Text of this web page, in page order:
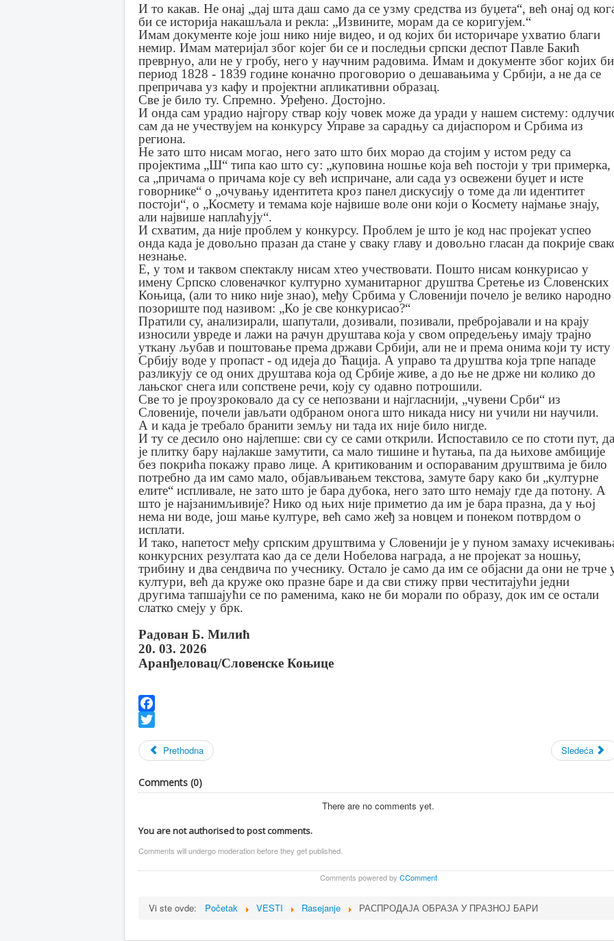
И то какав. Не онај „дај шта даш само да се узму средства из буџета“, већ онај од
би се историја накашљала и рекла: „Извините, морам да се коригујем.“
Имам документе које још нико није видео, и од којих би историчаре ухватио благи
немир. Имам материјал због којег би се и последњи српски деспот Павле Бакић
преврнуо, али не у гробу, него у научним радовима. Имам и документе због којих би
период 1828 - 1839 године коначно проговорио о дешавањима у Србији, а не да се
препричава уз кафу и пројектни апликативни образац.
Све је било ту. Спремно. Уређено. Достојно.
И онда сам урадио најгору ствар коју човек може да уради у нашем систему:
сам да не учествујем на конкурсу Управе за сарадњу са дијаспором и Србима из
региона.
Не зато што нисам могао, него зато што бих морао да стојим у истом реду са
пројектима „Ш“ типа као што су: „куповина ношње која већ постоји у три примерка,
са „причама о причама које су већ испричане, али сада уз освежени буџет и исте
говорнике“ о „очувању идентитета кроз панел дискусију о томе да ли идентитет
постоји“, о „Космету и темама које највише воле они који о Космету најмање знају,
али највише наплаћују“.
И схватим, да није проблем у конкурсу. Проблем је што је код нас пројекат успео
онда када је довољно празан да стане у сваку главу и довољно гласан да покрије
незнање.
Е, у том и таквом спектаклу нисам хтео учествовати. Пошто нисам конкурисао у
имену Српско словеначког културно хуманитарног друштва Сретење из Словенских
Коњица, (али то нико није знао), међу Србима у Словенији почело је велико народно
позориште под називом: „Ко је све конкурисао?“
Пратили су, анализирали, шапутали, дозивали, позивали, пребројавали и на крају
износили увреде и лажи на рачун друштава која у свом опредељењу имају трајно
уткану љубав и поштовање према држави Србији, али не и према онима који ту исту
Србију воде у пропаст - од идеја до Ћација. А управо та друштва која трпе нападе
разликују се од оних друштава која од Србије живе, а до ње не држе ни колико до
лањског снега или сопствене речи, коју су одавно потрошили.
Све то је проузроковало да су се непозвани и најгласнији, „чувени Срби“ из
Словеније, почели јављати одбраном онога што никада нису ни учили ни научили.
А и када је требало бранити земљу ни тада их није било нигде.
И ту се десило оно најлепше: сви су се сами открили. Испоставило се по стоти пут, да
је плитку бару најлакше замутити, са мало тишине и ћутања, па да њихове амбиције
без покрића покажу право лице. А критикованим и оспораваним друштвима је било
потребно да им само мало, објављивањем текстова, замуте бару како би „културне
елите“ испливале, не зато што је бара дубока, него зато што немају где да потону. А
што је најзанимљивије? Нико од њих није приметио да им је бара празна, да у њој
нема ни воде, још мање културе, већ само жеђ за новцем и понеком потврдом о
исплати.
И тако, напетост међу српским друштвима у Словенији је у пуном замаху
конкурсних резултата као да се дели Нобелова награда, а не пројекат за ношњу,
трибину и два сендвича по учеснику. Остало је само да им се објасни да они не трче
култури, већ да круже око празне баре и да сви стижу први честитајући једни
другима тапшајући се по раменима, како не би морали по образу, док им се остали
слатко смеју у брк.
Радован Б. Милић
20. 03. 2026
Аранђеловац/Словенске Коњице
Facebook
Prethodna
Sledeća
Comments (0)
There are no comments yet.
You are not authorised to post comments.
Comments will undergo moderation before they get published.
Comments powered by CComment
Vi ste ovde: Početak VESTI Rasejanje РАСПРОДАЈА ОБРАЗА У ПРАЗНОЈ БАРИ